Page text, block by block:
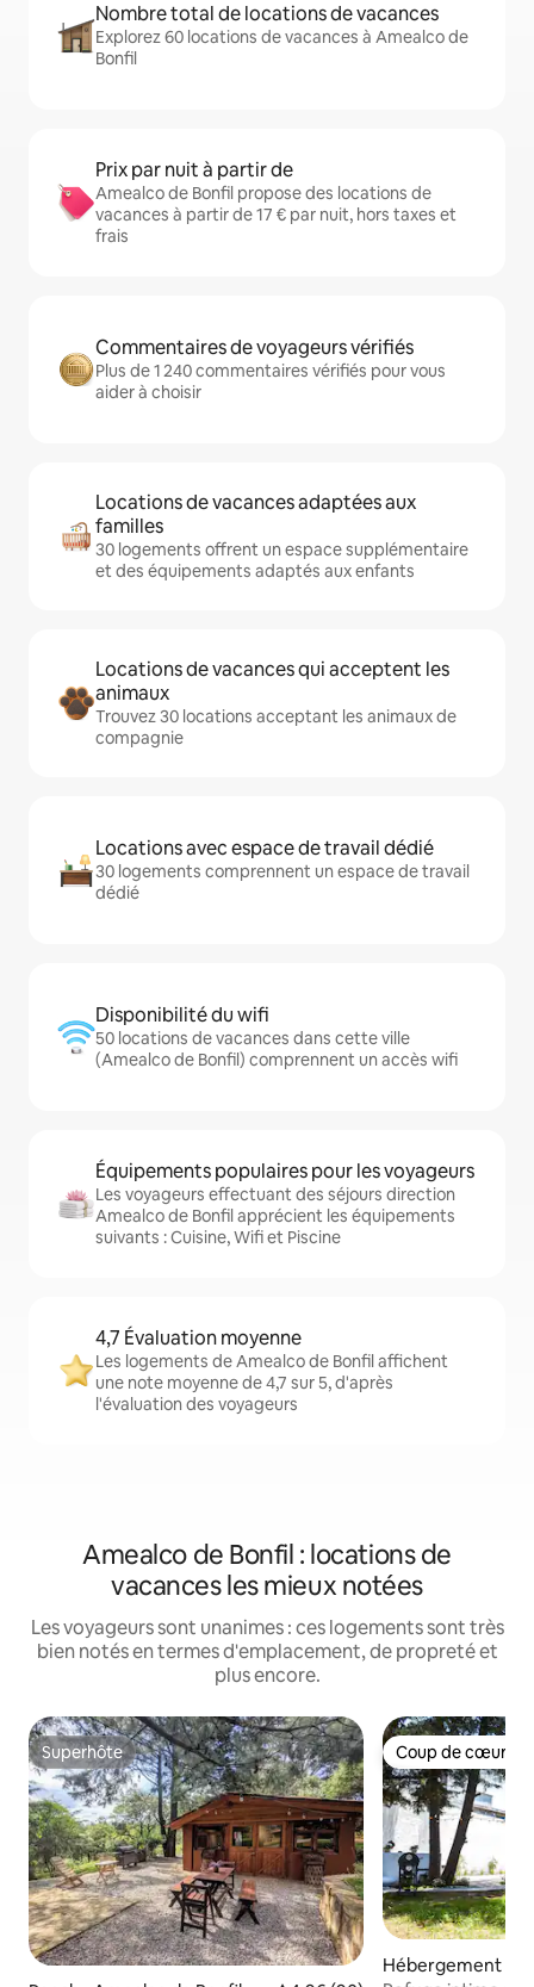
Nombre total de locations de vacances
Explorez 60 locations de vacances à Amealco de
Bonfil
Prix par nuit à partir de
Amealco de Bonfil propose des locations de
vacances à partir de 17 € par nuit, hors taxes et
frais
Commentaires de voyageurs vérifiés
Plus de 1 240 commentaires vérifiés pour vous
aider à choisir
Locations de vacances adaptées aux
familles
30 logements offrent un espace supplémentaire
et des équipements adaptés aux enfants
Locations de vacances qui acceptent les
animaux
Trouvez 30 locations acceptant les animaux de
compagnie
Locations avec espace de travail dédié
30 logements comprennent un espace de travail
dédié
Disponibilité du wifi
50 locations de vacances dans cette ville
(Amealco de Bonfil) comprennent un accès wifi
Équipements populaires pour les voyageurs
Les voyageurs effectuant des séjours direction
Amealco de Bonfil apprécient les équipements
suivants : Cuisine, Wifi et Piscine
4,7 Évaluation moyenne
Les logements de Amealco de Bonfil affichent
une note moyenne de 4,7 sur 5, d'après
l'évaluation des voyageurs
Amealco de Bonfil : locations de
vacances les mieux notées
Les voyageurs sont unanimes : ces logements sont très
bien notés en termes d'emplacement, de propreté et
plus encore.
Superhôte
Superhôte Coup de cœur
Coup de cœur
Hébergement ⋅